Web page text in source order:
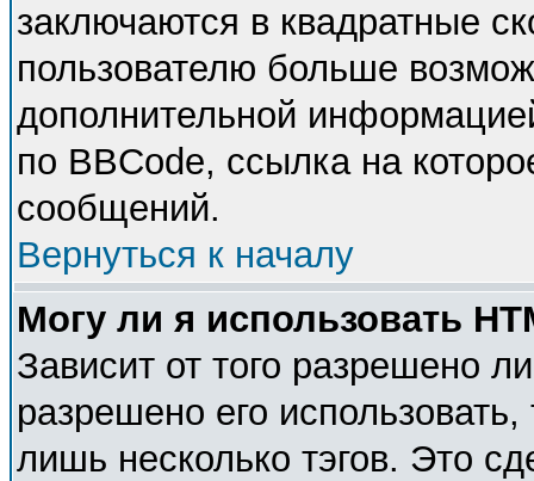
заключаются в квадратные
пользователю больше
дополнительной
по BBCode, ссылка на
сообщений.
Вернуться к началу
Могу ли я использовать
Зависит от того разрешено
разрешено его использовать,
лишь несколько тэгов. Это